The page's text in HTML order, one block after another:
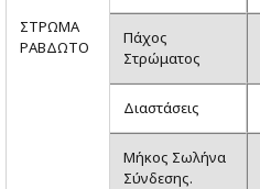
ΣΤΡΩΜΑ
ΡΑΒΔΩΤΟ
Πάχος
Στρώματος
Διαστάσεις
Μήκος Σωλήνα
Σύνδεσης.